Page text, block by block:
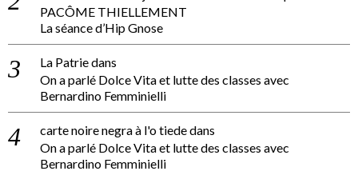
PACÔME THIELLEMENT
La séance d’Hip Gnose
La Patriedans
On a parlé Dolce Vita et lutte des classes avec
Bernardino Femminielli
carte noire negra à l'o tiededans
On a parlé Dolce Vita et lutte des classes avec
Bernardino Femminielli